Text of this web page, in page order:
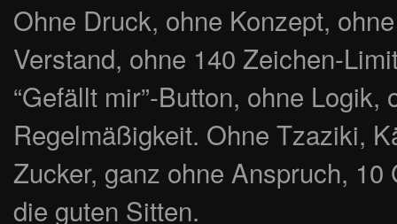
Ohne Druck, ohne Konzept,
Verstand, ohne 140 Zeichen-
“Gefällt mir”-Button, ohne Logik,
Regelmäßigkeit. Ohne Tzaziki,
Zucker, ganz ohne Anspruch, 10
die guten Sitten.